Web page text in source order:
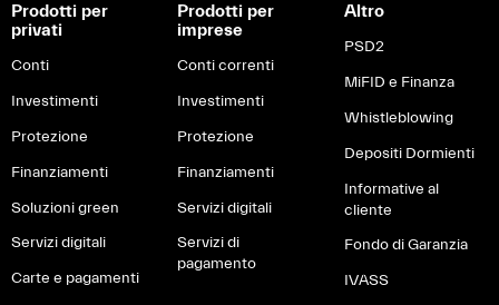
Prodotti per
privati
Conti
Investimenti
Protezione
Finanziamenti
Soluzioni green
Servizi digitali
Carte e pagamenti
Prodotti per
imprese
Conti correnti
Investimenti
Protezione
Finanziamenti
Servizi digitali
Servizi di
pagamento
Altro
PSD2
MiFID e Finanza
Whistleblowing
Depositi Dormienti
Informative al
cliente
Fondo di Garanzia
IVASS